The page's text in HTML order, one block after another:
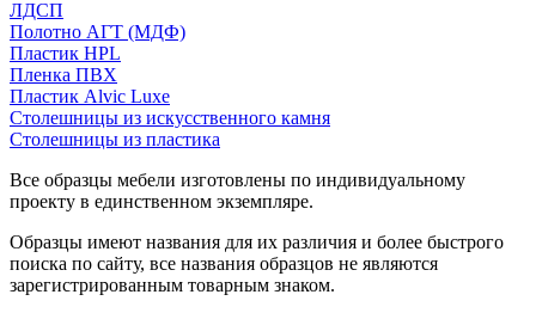
ЛДСП
Полотно АГТ (МДФ)
Пластик HPL
Пленка ПВХ
Пластик Alvic Luxe
Столешницы из искусственного камня
Столешницы из пластика
Все образцы мебели изготовлены по индивидуальному
проекту в единственном экземпляре.
Образцы имеют названия для их различия и более быстрого
поиска по сайту, все названия образцов не являются
зарегистрированным товарным знаком.